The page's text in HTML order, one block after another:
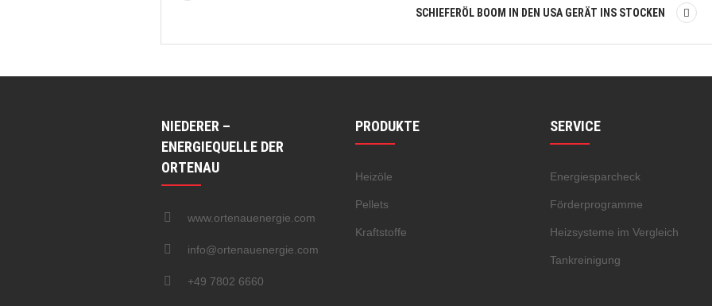
SCHIEFERÖL BOOM IN DEN USA GERÄT INS STOCKEN
NIEDERER –
ENERGIEQUELLE DER
ORTENAU
www.ortenauenergie.com
info@ortenauenergie.com
+49 7802 6660
PRODUKTE
Heizöle
Pellets
Kraftstoffe
SERVICE
Energiesparcheck
Förderprogramme
Heizsysteme im Vergleich
Tankreinigung